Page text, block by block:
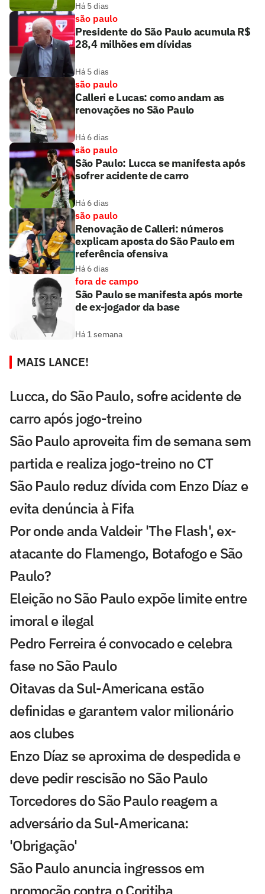
Há 5 dias
são paulo
Presidente do São Paulo acumula R$
28,4 milhões em dívidas
Há 5 dias
são paulo
Calleri e Lucas: como andam as
renovações no São Paulo
Há 6 dias
são paulo
São Paulo: Lucca se manifesta após
sofrer acidente de carro
Há 6 dias
são paulo
Renovação de Calleri: números
explicam aposta do São Paulo em
referência ofensiva
Há 6 dias
fora de campo
São Paulo se manifesta após morte
de ex-jogador da base
Há 1 semana
MAIS LANCE!
Lucca, do São Paulo, sofre acidente de
carro após jogo-treino
São Paulo aproveita fim de semana sem
partida e realiza jogo-treino no CT
São Paulo reduz dívida com Enzo Díaz e
evita denúncia à Fifa
Por onde anda Valdeir 'The Flash', ex-
atacante do Flamengo, Botafogo e São
Paulo?
Eleição no São Paulo expõe limite entre
imoral e ilegal
Pedro Ferreira é convocado e celebra
fase no São Paulo
Oitavas da Sul-Americana estão
definidas e garantem valor milionário
aos clubes
Enzo Díaz se aproxima de despedida e
deve pedir rescisão no São Paulo
Torcedores do São Paulo reagem a
adversário da Sul-Americana:
'Obrigação'
São Paulo anuncia ingressos em